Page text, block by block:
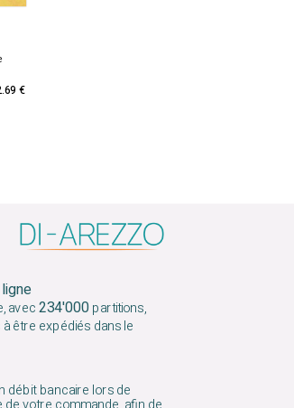
€
avec234'000partitions,
être expédiés dans le
débit bancaire lors de